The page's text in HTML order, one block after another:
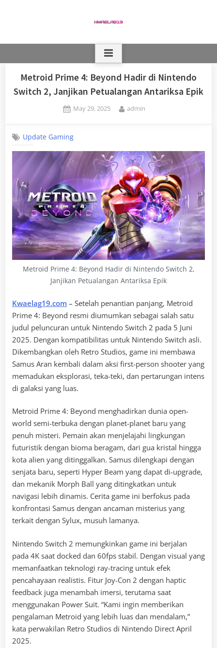
Metroid Prime 4: Beyond Hadir di Nintendo
Switch 2, Janjikan Petualangan Antariksa Epik
Posted
May 29, 2025 By
admin
Update Gaming
Metroid Prime 4: Beyond Hadir di Nintendo Switch 2,
Janjikan Petualangan Antariksa Epik
Kwaelag19.com – Setelah penantian panjang, Metroid
Prime 4: Beyond resmi diumumkan sebagai salah satu
judul peluncuran untuk Nintendo Switch 2 pada 5 Juni
2025. Dengan kompatibilitas untuk Nintendo Switch asli.
Dikembangkan oleh Retro Studios, game ini membawa
Samus Aran kembali dalam aksi first-person shooter yang
memadukan eksplorasi, teka-teki, dan pertarungan intens
di galaksi yang luas.
Metroid Prime 4: Beyond menghadirkan dunia open-
world semi-terbuka dengan planet-planet baru yang
penuh misteri. Pemain akan menjelajahi lingkungan
futuristik dengan bioma beragam, dari gua kristal hingga
kota alien yang ditinggalkan. Samus dilengkapi dengan
senjata baru, seperti Hyper Beam yang dapat di-upgrade,
dan mekanik Morph Ball yang ditingkatkan untuk
navigasi lebih dinamis. Cerita game ini berfokus pada
konfrontasi Samus dengan ancaman misterius yang
terkait dengan Sylux, musuh lamanya.
Nintendo Switch 2 memungkinkan game ini berjalan
pada 4K saat docked dan 60fps stabil. Dengan visual yang
memanfaatkan teknologi ray-tracing untuk efek
pencahayaan realistis. Fitur Joy-Con 2 dengan haptic
feedback juga menambah imersi, terutama saat
menggunakan Power Suit. “Kami ingin memberikan
pengalaman Metroid yang lebih luas dan mendalam,”
kata perwakilan Retro Studios di Nintendo Direct April
2025.